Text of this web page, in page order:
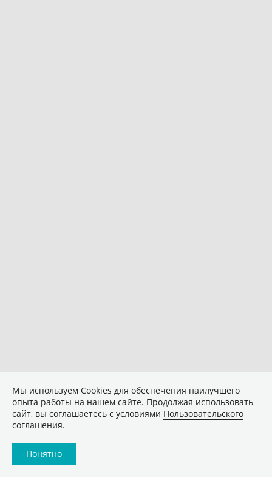
Мы используем Сookies для обеспечения наилучшего
опыта работы на нашем сайте. Продолжая использовать
сайт, вы соглашаетесь с условиями Пользовательского
соглашения.
Понятно